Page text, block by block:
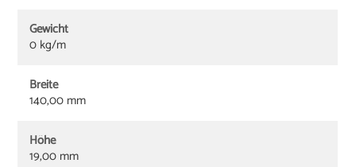
Gewicht
0 kg/m
Breite
140,00 mm
Höhe
19,00 mm